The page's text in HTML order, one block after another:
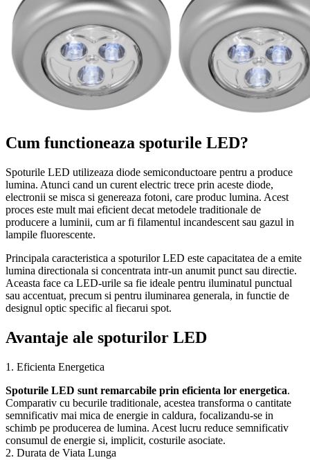
Cum functioneaza spoturile LED?
Spoturile LED utilizeaza diode semiconductoare pentru a produce
lumina. Atunci cand un curent electric trece prin aceste diode,
electronii se misca si genereaza fotoni, care produc lumina. Acest
proces este mult mai eficient decat metodele traditionale de
producere a luminii, cum ar fi filamentul incandescent sau gazul in
lampile fluorescente.
Principala caracteristica a spoturilor LED este capacitatea de a emite
lumina directionala si concentrata intr-un anumit punct sau directie.
Aceasta face ca LED-urile sa fie ideale pentru iluminatul punctual
sau accentuat, precum si pentru iluminarea generala, in functie de
designul optic specific al fiecarui spot.
Avantaje ale spoturilor LED
1. Eficienta Energetica
Spoturile LED sunt remarcabile prin eficienta lor energetica.
Comparativ cu becurile traditionale, acestea transforma o cantitate
semnificativ mai mica de energie in caldura, focalizandu-se in
schimb pe producerea de lumina. Acest lucru reduce semnificativ
consumul de energie si, implicit, costurile asociate.
2. Durata de Viata Lunga